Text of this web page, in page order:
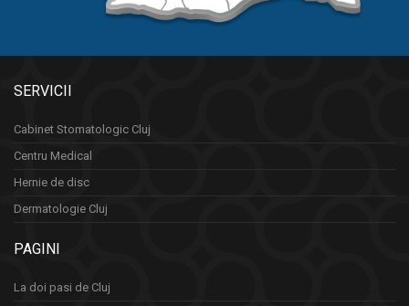
SERVICII
Cabinet Stomatologic Cluj
Centru Medical
Hernie de disc
Dermatologie Cluj
PAGINI
La doi pasi de Cluj